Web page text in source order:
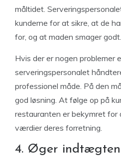
måltidet.
kunderne for at sikre, at de
for, og at maden smager godt.
Hvis der er nogen problemer
serveringspersonalet
professionel måde. På den
god løsning. At følge op på
restauranten er bekymret for
værdier deres forretning.
4. Øger indtægten